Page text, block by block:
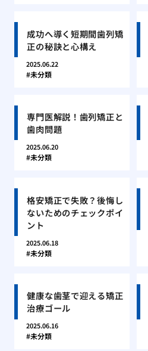
成功へ導く短期間歯列矯
正の秘訣と心構え
2025.06.22
未分類
専門医解説！歯列矯正と
歯肉問題
2025.06.20
未分類
格安矯正で失敗？後悔し
ないためのチェックポイ
ント
2025.06.18
未分類
健康な歯茎で迎える矯正
治療ゴール
2025.06.16
未分類